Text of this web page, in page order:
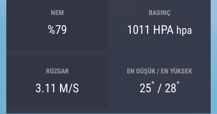
NEM
%79
BASINÇ
1011 HPA hpa
RÜZGAR
3.11 M/S
EN DÜŞÜK / EN YÜKSEK
25° / 28°